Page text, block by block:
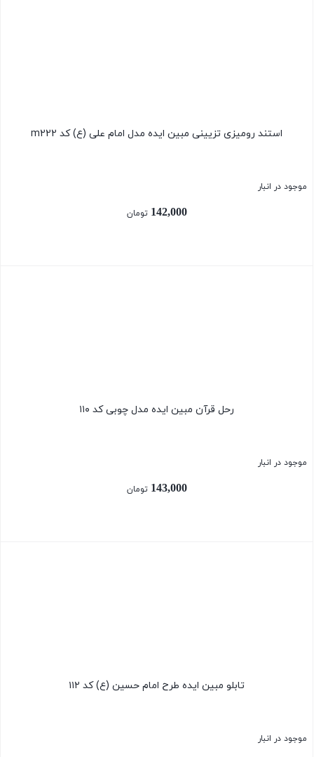
استند رومیزی تزیینی مبین ایده مدل امام علی (ع) کد m222
موجود در انبار
142,000 تومان
رحل قرآن مبین ایده مدل چوبی کد ۱۱۰
موجود در انبار
143,000 تومان
تابلو مبین ایده طرح امام حسین (ع) کد ۱۱۲
موجود در انبار